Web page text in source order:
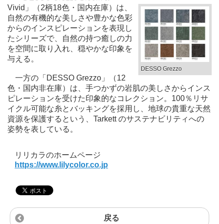
DESSO Grezzo
Vivid」（2柄18色・国内在庫）は、
自然の有機的な美しさや豊かな色彩
からのインスピレーションを表現し
たシリーズで、自然の持つ癒しの力
を空間に取り入れ、穏やかな印象を
与える。
一方の「DESSO Grezzo」（12
色・国内非在庫）は、手つかずの岩肌の美しさからインス
ピレーションを受けた印象的なコレクション。100％リサ
イクル可能な糸とバッキングを採用し、地球の貴重な天然
資源を保護するという、Tarkett のサステナビリティへの
姿勢を表している。
リリカラのホームページ
https://www.lilycolor.co.jp
戻る